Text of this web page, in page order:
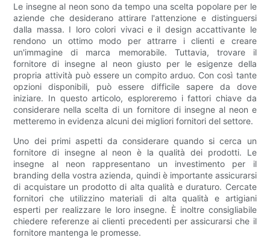
Le insegne al neon sono da tempo una scelta popolare per le
aziende che desiderano attirare l'attenzione e distinguersi
dalla massa. I loro colori vivaci e il design accattivante le
rendono un ottimo modo per attrarre i clienti e creare
un'immagine di marca memorabile. Tuttavia, trovare il
fornitore di insegne al neon giusto per le esigenze della
propria attività può essere un compito arduo. Con così tante
opzioni disponibili, può essere difficile sapere da dove
iniziare. In questo articolo, esploreremo i fattori chiave da
considerare nella scelta di un fornitore di insegne al neon e
metteremo in evidenza alcuni dei migliori fornitori del settore.
Uno dei primi aspetti da considerare quando si cerca un
fornitore di insegne al neon è la qualità dei prodotti. Le
insegne al neon rappresentano un investimento per il
branding della vostra azienda, quindi è importante assicurarsi
di acquistare un prodotto di alta qualità e duraturo. Cercate
fornitori che utilizzino materiali di alta qualità e artigiani
esperti per realizzare le loro insegne. È inoltre consigliabile
chiedere referenze ai clienti precedenti per assicurarsi che il
fornitore mantenga le promesse.